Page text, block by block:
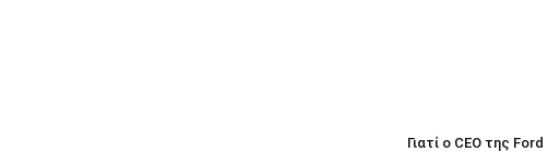
Γιατί ο CEO της